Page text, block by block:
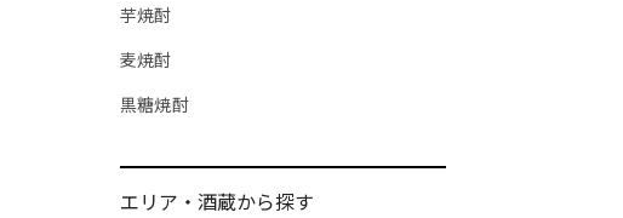
芋焼酎
麦焼酎
黒糖焼酎
エリア・酒蔵から探す